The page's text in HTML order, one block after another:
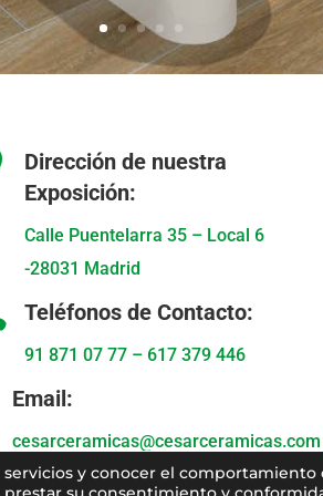
Dirección de nuestra
Exposición:
Calle Puentelarra 35 – Local 6
-28031 Madrid
Teléfonos de Contacto:
91 871 07 77 – 617 379 446
Email:
cesarceramicas@cesarceramicas.com
y conocer el comportamiento